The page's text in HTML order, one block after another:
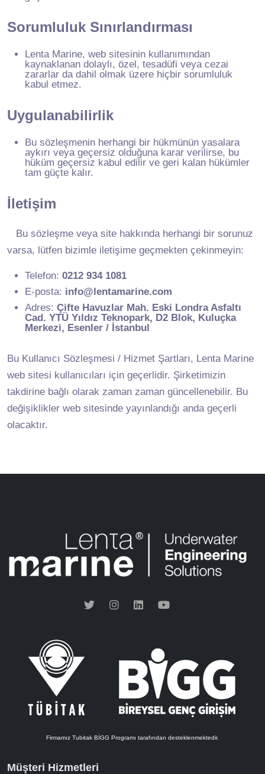
Sorumluluk Sınırlandırması
Lenta Marine, web sitesinin kullanımından
kaynaklanan dolaylı, özel, tesadüfi veya cezai
zararlar da dahil olmak üzere hiçbir sorumluluk
kabul etmez.
Uygulanabilirlik
Bu sözleşmenin herhangi bir hükmünün yasalara
aykırı veya geçersiz olduğuna karar verilirse, bu
hüküm geçersiz kabul edilir ve geri kalan hükümler
tam güçte kalır.
İletişim
Bu sözleşme veya site hakkında herhangi bir sorunuz
varsa, lütfen bizimle iletişime geçmekten çekinmeyin:
Telefon: 0212 934 1081
E-posta: info@lentamarine.com
Adres: Çifte Havuzlar Mah. Eski Londra Asfaltı
Cad. YTÜ Yıldız Teknopark, D2 Blok, Kuluçka
Merkezi, Esenler / İstanbul
Bu Kullanıcı Sözleşmesi / Hizmet Şartları, Lenta Marine
web sitesi kullanıcıları için geçerlidir. Şirketimizin
takdirine bağlı olarak zaman zaman güncellenebilir. Bu
değişiklikler web sitesinde yayınlandığı anda geçerli
olacaktır.
Firmamız Tubitak BİGG Programı tarafından desteklenmektedir.
Müşteri Hizmetleri